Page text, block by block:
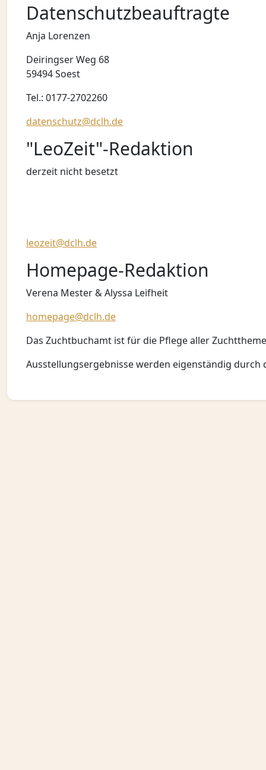
Datenschutzbeauftragte
Anja Lorenzen
Deiringser Weg 68
59494 Soest
Tel.: 0177-2702260
datenschutz@dclh.de
"LeoZeit"-Redaktion
derzeit nicht besetzt
leozeit@dclh.de
Homepage-Redaktion
Verena Mester & Alyssa Leifheit
homepage@dclh.de
Das Zuchtbuchamt ist für die Pflege aller
Ausstellungsergebnisse werden eigenständig